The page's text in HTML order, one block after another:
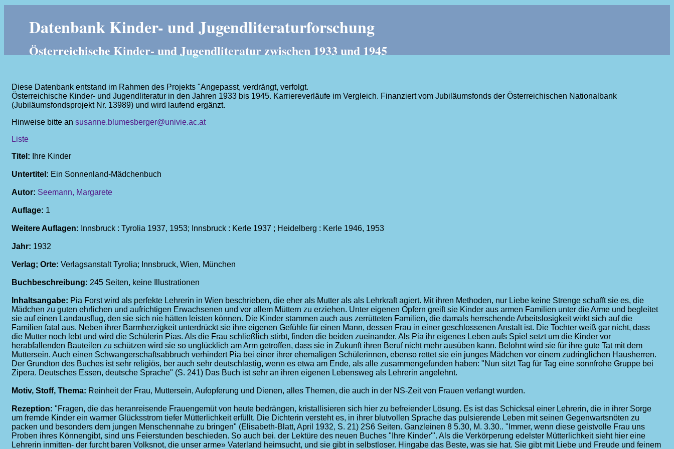
Datenbank Kinder- und Jugendliteraturforschung
Österreichische Kinder- und Jugendliteratur zwischen 1933 und 1945
Diese Datenbank entstand im Rahmen des Projekts "Angepasst, verdrängt, verfolgt.
Österreichische Kinder- und Jugendliteratur in den Jahren 1933 bis 1945. Karriereverläufe im Vergleich. Finanziert vom Jubiläumsfonds der Österreichischen Nationalbank
(Jubiläumsfondsprojekt Nr. 13989) und wird laufend ergänzt.
Hinweise bitte an susanne.blumesberger@univie.ac.at
Liste
Titel:
Ihre Kinder
Untertitel: Ein Sonnenland-Mädchenbuch
Autor: Seemann, Margarete
Auflage: 1
Weitere Auflagen: Innsbruck : Tyrolia 1937, 1953; Innsbruck : Kerle 1937 ; Heidelberg : Kerle 1946, 1953
Jahr: 1932
Verlag; Orte: Verlagsanstalt Tyrolia; Innsbruck, Wien, München
Buchbeschreibung: 245 Seiten, keine Illustrationen
Inhaltsangabe: Pia Forst wird als perfekte Lehrerin in Wien beschrieben, die eher als Mutter als als Lehrkraft agiert. Mit ihren Methoden, nur Liebe keine Strenge schafft sie es, die
Mädchen zu guten ehrlichen und aufrichtigen Erwachsenen und vor allem Müttern zu erziehen. Unter eigenen Opfern greift sie Kinder aus armen Familien unter die Arme und begleitet
sie auf einen Landausflug, den sie sich nie hätten leisten können. Die Kinder stammen auch aus zerrütteten Familien, die damals herrschende Arbeitslosigkeit wirkt sich auf die
Familien fatal aus. Neben ihrer Barmherzigkeit unterdrückt sie ihre eigenen Gefühle für einen Mann, dessen Frau in einer geschlossenen Anstalt ist. Die Tochter weiß gar nicht, dass
die Mutter noch lebt und wird die Schülerin Pias. Als die Frau schließlich stirbt, finden die beiden zueinander. Als Pia ihr eigenes Leben aufs Spiel setzt um die Kinder vor
herabfallenden Bauteilen zu schützen wird sie so unglücklich am Arm getroffen, dass sie in Zukunft ihren Beruf nicht mehr ausüben kann. Belohnt wird sie für ihre gute Tat mit dem
Muttersein. Auch einen Schwangerschaftsabbruch verhindert Pia bei einer ihrer ehemaligen Schülerinnen, ebenso rettet sie ein junges Mädchen vor einem zudringlichen Hausherren.
Der Grundton des Buches ist sehr religiös, ber auch sehr deutschlastig, wenn es etwa am Ende, als alle zusammengefunden haben: "Nun sitzt Tag für Tag eine sonnfrohe Gruppe bei
Zipera. Deutsches Essen, deutsche Sprache" (S. 241) Das Buch ist sehr an ihren eigenen Lebensweg als Lehrerin angelehnt.
Motiv, Stoff, Thema: Reinheit der Frau, Muttersein, Aufopferung und Dienen, alles Themen, die auch in der NS-Zeit von Frauen verlangt wurden.
Rezeption: "Fragen, die das heranreisende Frauengemüt von heute bedrängen, kristallisieren sich hier zu befreiender Lösung. Es ist das Schicksal einer Lehrerin, die in ihrer Sorge
um fremde Kinder ein warmer Glücksstrom tiefer Mütterlichkeit erfüllt. Die Dichterin versteht es, in ihrer blutvollen Sprache das pulsierende Leben mit seinen Gegenwartsnöten zu
packen und besonders dem jungen Menschennahe zu bringen" (Elisabeth-Blatt, April 1932, S. 21) 2S6 Seiten. Ganzleinen 8 5.30, M. 3.30.. "Immer, wenn diese geistvolle Frau uns
Proben ihres Könnengibt, sind uns Feierstunden beschieden. So auch bei. der Lektüre des neuen Buches "Ihre Kinder'". Als die Verkörperung edelster Mütterlichkeit sieht hier eine
Lehrerin inmitten- der furcht baren Volksnot, die unser arme» Vaterland heimsucht, und sie gibt in selbstloser. Hingabe das Beste, was sie hat. Sie gibt mit Liebe und Freude und feinem